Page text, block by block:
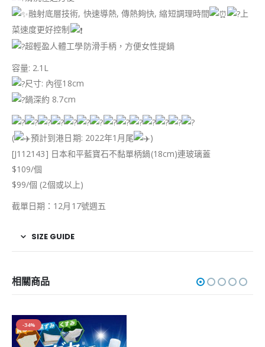
融射底層技術, 快速導熱, 傳熱夠快, 縮短調理時間
上
菜速度更好控制
超輕盈人體工學防滑手柄，方便女性提鍋
容量: 2.1L
尺寸: 內徑18cm
鍋深約 8.7cm
( 預計到港日期: 2022年1月尾
)
[J112143] 日本和平藍寶石不黏單柄鍋(18cm)連玻璃蓋
$109/個
$99/個 (2個或以上)
截單日期：12月17號週五
SIZE GUIDE
相關商品
-34%